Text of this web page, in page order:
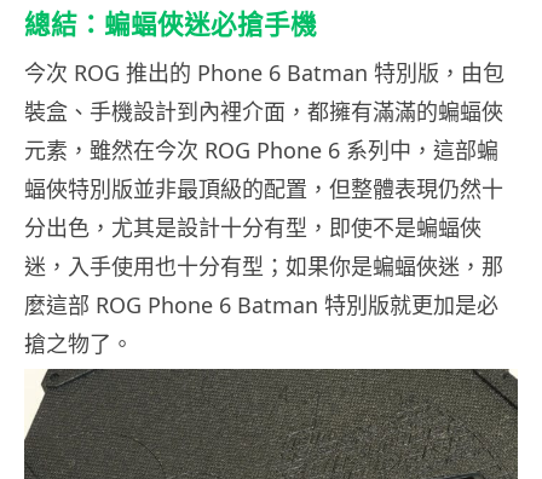
總結：蝙蝠俠迷必搶手機
今次 ROG 推出的 Phone 6 Batman 特別版，由包
裝盒、手機設計到內裡介面，都擁有滿滿的蝙蝠俠
元素，雖然在今次 ROG Phone 6 系列中，這部蝙
蝠俠特別版並非最頂級的配置，但整體表現仍然十
分出色，尤其是設計十分有型，即使不是蝙蝠俠
迷，入手使用也十分有型；如果你是蝙蝠俠迷，那
麼這部 ROG Phone 6 Batman 特別版就更加是必
搶之物了。